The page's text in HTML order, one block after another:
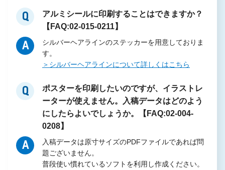
Q
アルミシールに印刷することはできますか？
【FAQ:02-015-0211】
A
シルバーヘアラインのステッカーを用意しておりま
す。
＞シルバーヘアラインについて詳しくはこちら
Q
ポスターを印刷したいのですが、イラストレ
ーターが使えません。入稿データはどのよう
にしたらよいでしょうか。【FAQ:02-004-
0208】
A
入稿データは原寸サイズのPDFファイルであれば問
題ございません。
普段使い慣れているソフトを利用し作成ください。